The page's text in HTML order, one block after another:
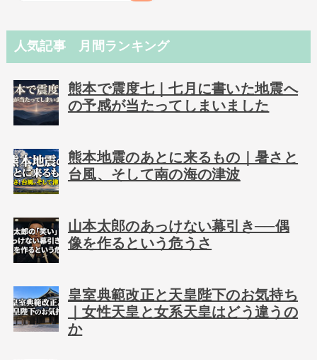
人気記事 月間ランキング
熊本で震度七｜七月に書いた地震へ
の予感が当たってしまいました
熊本地震のあとに来るもの｜暑さと
台風、そして南の海の津波
山本太郎のあっけない幕引き──偶
像を作るという危うさ
皇室典範改正と天皇陛下のお気持ち
｜女性天皇と女系天皇はどう違うの
か